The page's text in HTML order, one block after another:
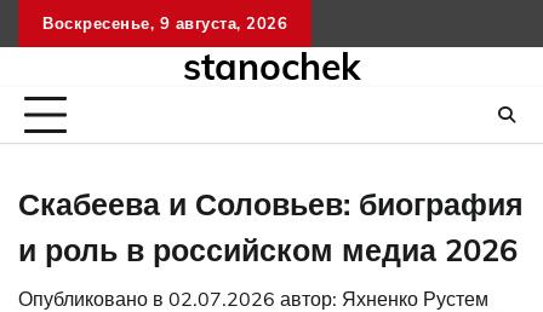
Перейти
к
Воскресенье, 9 августа, 2026
stanochek
Скабеева и Соловьев: биография
и роль в российском медиа 2026
Опубликовано в 02.07.2026 автор: Яхненко Рустем